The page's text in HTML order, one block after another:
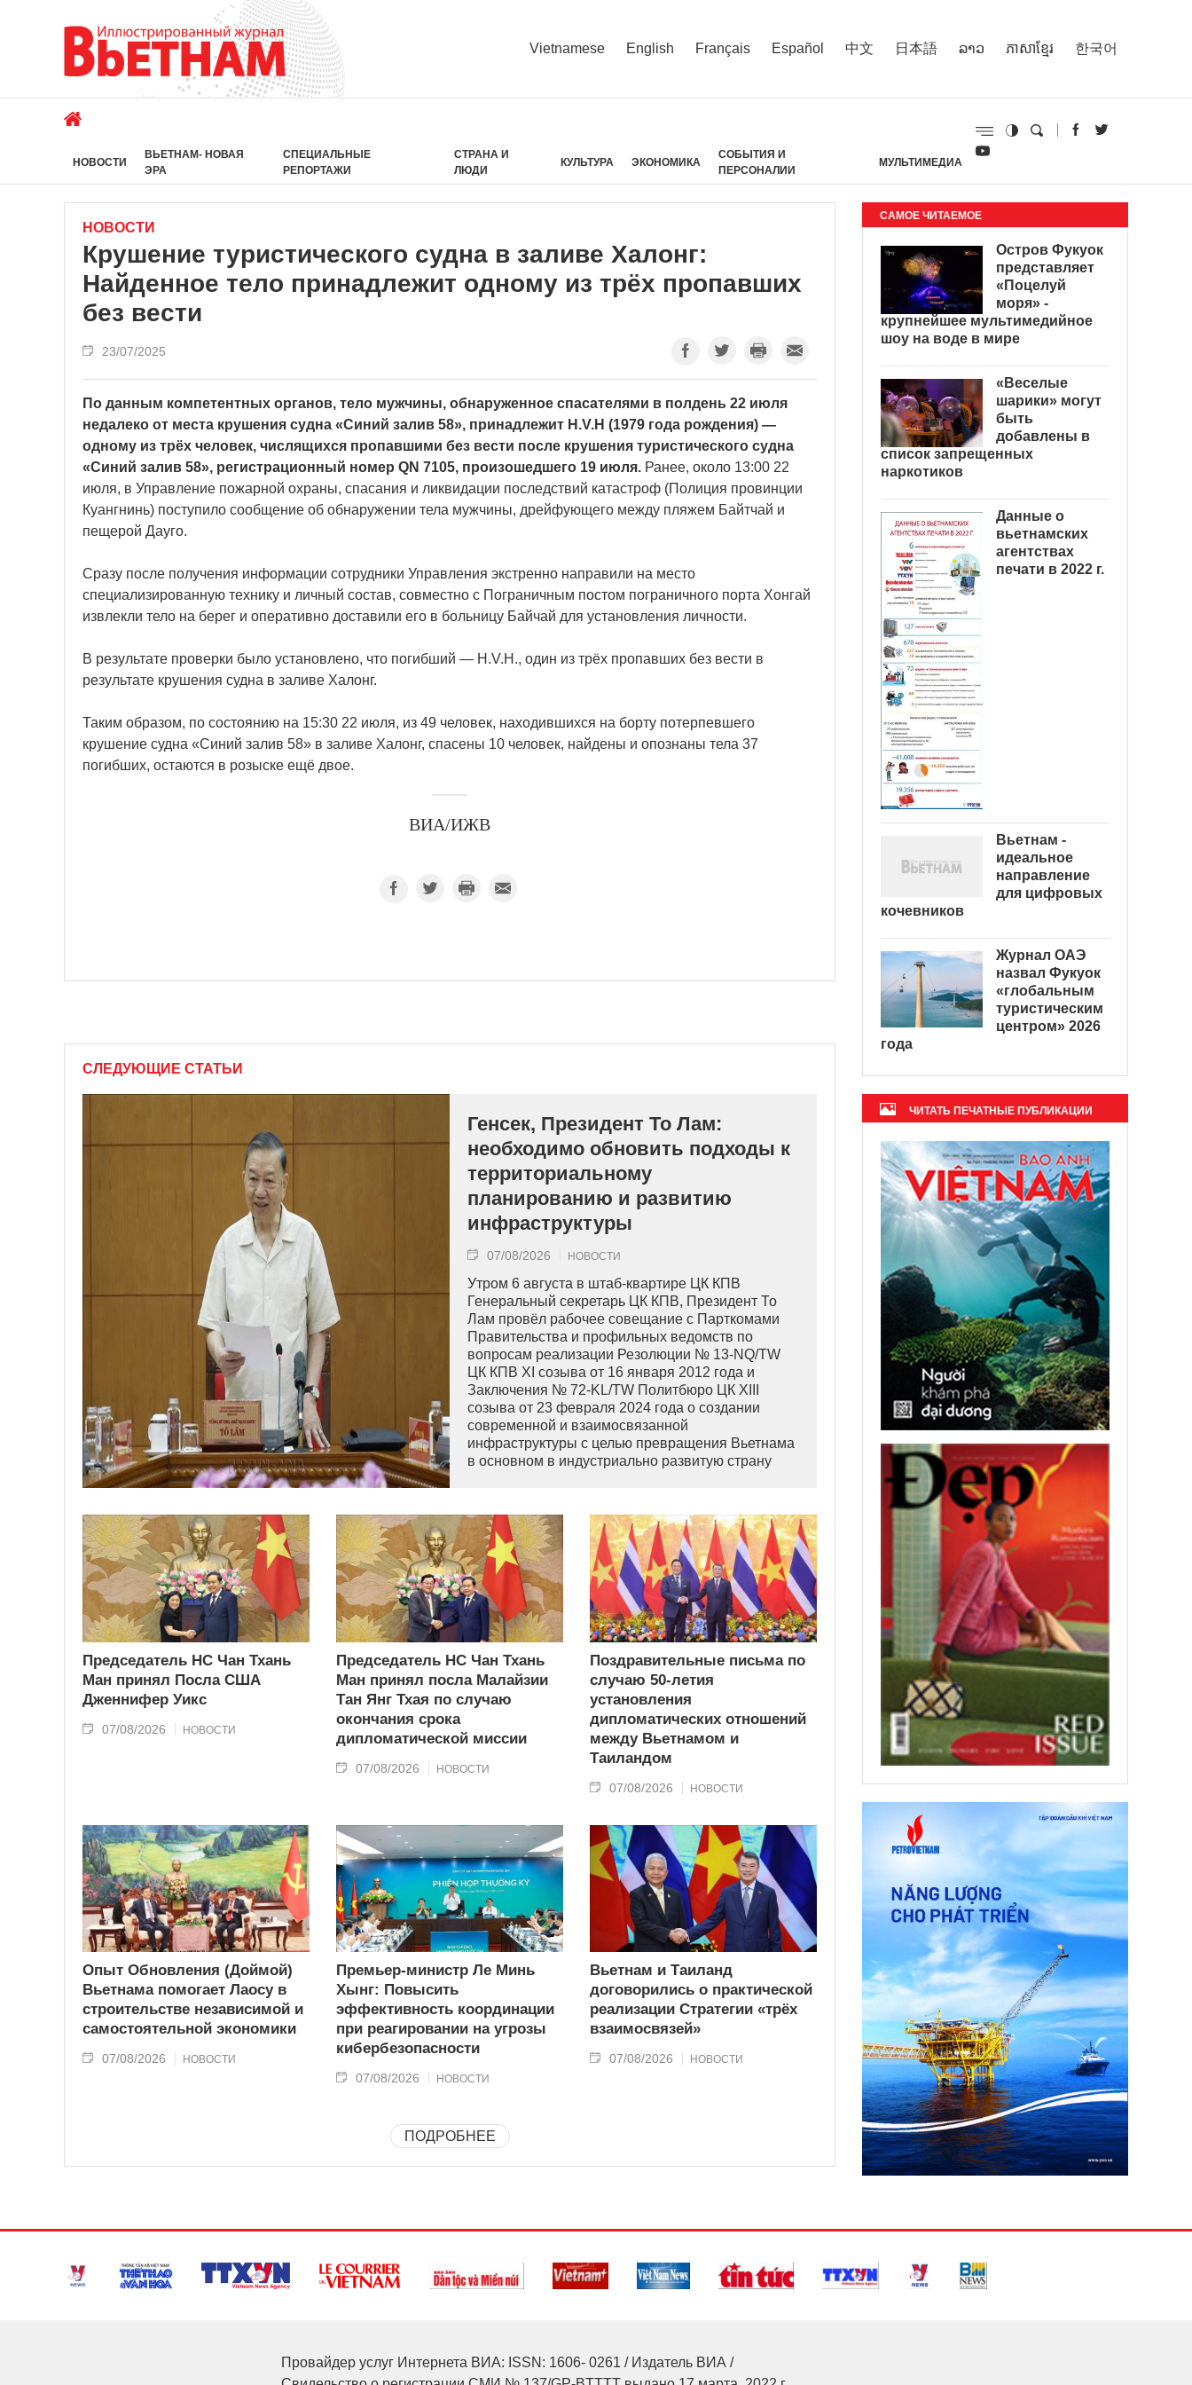
Vietnamese English Français Español 中文 日本語 ລາວ ភាសាខ្មែរ 한국어
НОВОСТИ
ВЬЕТНАМ- НОВАЯ
ЭРА
СПЕЦИАЛЬНЫЕ
РЕПОРТАЖИ
СТРАНА И
ЛЮДИ
КУЛЬТУРА ЭКОНОМИКА
СОБЫТИЯ И
ПЕРСОНАЛИИ
МУЛЬТИМЕДИА
НОВОСТИ
Крушение туристического судна в заливе Халонг:
Найденное тело принадлежит одному из трёх пропавших
без вести
23/07/2025
По данным компетентных органов, тело мужчины, обнаруженное спасателями в полдень 22 июля
недалеко от места крушения судна «Синий залив 58», принадлежит H.V.H (1979 года рождения) —
одному из трёх человек, числящихся пропавшими без вести после крушения туристического судна
«Синий залив 58», регистрационный номер QN 7105, произошедшего 19 июля. Ранее, около 13:00 22
июля, в Управление пожарной охраны, спасания и ликвидации последствий катастроф (Полиция провинции
Куангнинь) поступило сообщение об обнаружении тела мужчины, дрейфующего между пляжем Байтчай и
пещерой Дауго.
Сразу после получения информации сотрудники Управления экстренно направили на место
специализированную технику и личный состав, совместно с Пограничным постом пограничного порта Хонгай
извлекли тело на берег и оперативно доставили его в больницу Байчай для установления личности.
В результате проверки было установлено, что погибший — H.V.H., один из трёх пропавших без вести в
результате крушения судна в заливе Халонг.
Таким образом, по состоянию на 15:30 22 июля, из 49 человек, находившихся на борту потерпевшего
крушение судна «Синий залив 58» в заливе Халонг, спасены 10 человек, найдены и опознаны тела 37
погибших, остаются в розыске ещё двое.
ВИА/ИЖВ
СЛЕДУЮЩИЕ СТАТЬИ
Генсек, Президент То Лам:
необходимо обновить подходы к
территориальному
планированию и развитию
инфраструктуры
07/08/2026 НОВОСТИ
Утром 6 августа в штаб-квартире ЦК КПВ
Генеральный секретарь ЦК КПВ, Президент То
Лам провёл рабочее совещание с Парткомами
Правительства и профильных ведомств по
вопросам реализации Резолюции № 13-NQ/TW
ЦК КПВ XI созыва от 16 января 2012 года и
Заключения № 72-KL/TW Политбюро ЦК XIII
созыва от 23 февраля 2024 года о создании
современной и взаимосвязанной
инфраструктуры с целью превращения Вьетнама
в основном в индустриально развитую страну
Председатель НС Чан Тхань
Ман принял Посла США
Дженнифер Уикс
07/08/2026 НОВОСТИ
Председатель НС Чан Тхань
Ман принял посла Малайзии
Тан Янг Тхая по случаю
окончания срока
дипломатической миссии
07/08/2026 НОВОСТИ
Поздравительные письма по
случаю 50-летия
установления
дипломатических отношений
между Вьетнамом и
Таиландом
07/08/2026 НОВОСТИ
Опыт Обновления (Доймой)
Вьетнама помогает Лаосу в
строительстве независимой и
самостоятельной экономики
07/08/2026 НОВОСТИ
Премьер-министр Ле Минь
Хынг: Повысить
эффективность координации
при реагировании на угрозы
кибербезопасности
07/08/2026 НОВОСТИ
Вьетнам и Таиланд
договорились о практической
реализации Стратегии «трёх
взаимосвязей»
07/08/2026 НОВОСТИ
ПОДРОБНЕЕ
САМОЕ ЧИТАЕМОЕ
Остров Фукуок
представляет
«Поцелуй
моря» -
крупнейшее мультимедийное
шоу на воде в мире
«Веселые
шарики» могут
быть
добавлены в
список запрещенных
наркотиков
Данные о
вьетнамских
агентствах
печати в 2022 г.
Вьетнам -
идеальное
направление
для цифровых
кочевников
Журнал ОАЭ
назвал Фукуок
«глобальным
туристическим
центром» 2026
года
ЧИТАТЬ ПЕЧАТНЫЕ ПУБЛИКАЦИИ
Провайдер услуг Интернета ВИА: ISSN: 1606- 0261 / Издатель ВИА /